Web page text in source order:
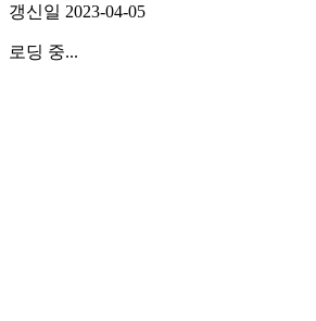
갱신일 2023-04-05
로딩 중...